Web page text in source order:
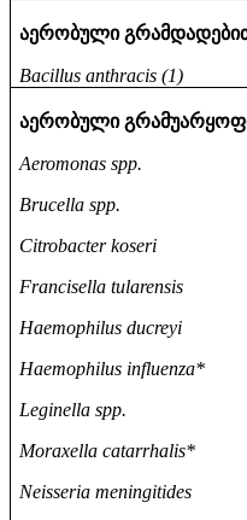
აერობული
Bacillus anthracis (1)
აერობული
Aeromonas spp.
Brucella spp.
Citrobacter koseri
Francisella tularensis
Haemophilus ducreyi
Haemophilus influenza*
Leginella spp.
Moraxella catarrhalis*
Neisseria meningitides